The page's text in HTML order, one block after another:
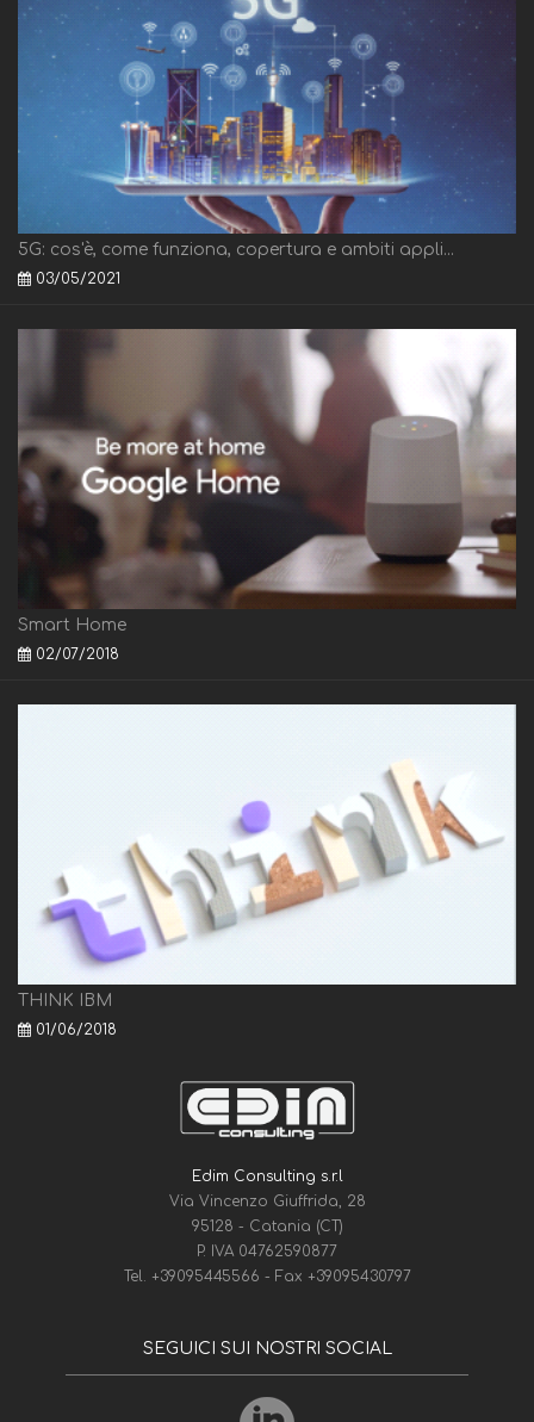
5G: cos'è, come funziona, copertura e ambiti appli...
03/05/2021
Smart Home
02/07/2018
THINK IBM
01/06/2018
Edim Consulting s.r.l
Via Vincenzo Giuffrida, 28
95128 - Catania (CT)
P. IVA 04762590877
Tel. +39095445566 - Fax +39095430797
SEGUICI SUI NOSTRI SOCIAL